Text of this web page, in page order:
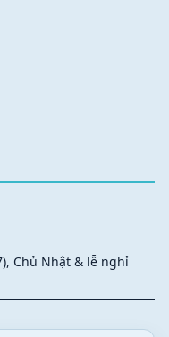
Chủ Nhật & lễ nghỉ